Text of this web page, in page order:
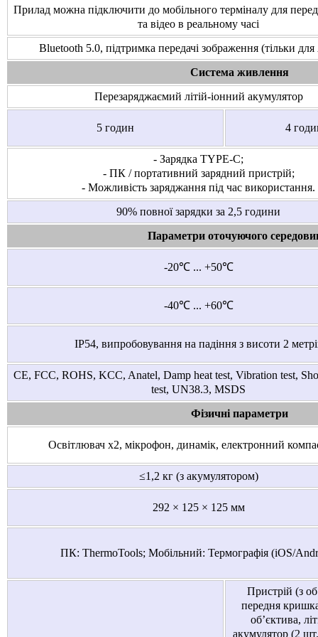
Прилад можна підключити до мобільного терміналу для
та відео в реальному часі
Bluetooth 5.0, підтримка передачі зображення (тільки
Система живлення
Перезаряджаємий літій-іонний акумулятор
5 годин 4
- Зарядка TYPE-C;
- ПК / портативний зарядний пристрій;
- Можливість заряджання під час використання.
90% повної зарядки за 2,5 години
Параметри оточуючого
-20℃ ... +50℃
-40℃ ... +60℃
IP54, випробовування на падіння з висоти 2
CE, FCC, ROHS, KCC, Anatel, Damp heat test, Vibration test,
test, UN38.3, MSDS
Фізичні параметри
Освітлювач х2, мікрофон, динамік, електронний
≤1,2 кг (з акумулятором)
292 × 125 × 125 мм
ПК: ThermoTools; Мобільний: Термографія (iOS/
Пристрій (з
передня
об’єктива,
акумулятор (2